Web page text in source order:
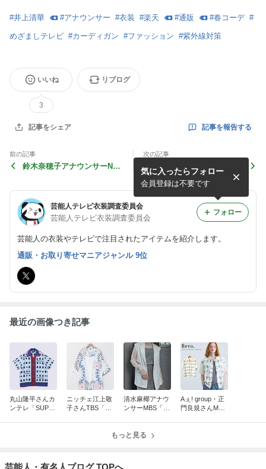
#井上清華 #アナウンサー #衣装 #楽天 #通販 #春コーデ #
めざましテレビ #カーディガン #ファッション #紫外線対策
いいね
3
リブログ
記事をシェア 記事を報告する
前の記事
鈴木奈穂子アナウンサーNH
次の記事
三拍子・高倉陵さんTBS「ラ
ヴィット」衣装の花柄ジャケ
ットはコレ！
芸能人テレビ衣装調査委員会
芸能人テレビ衣装調査委員会
芸能人の衣装やテレビで注目されたアイテムを紹介します。
気に入ったらフォロー
会員登録は不要です
フォロー
通販・お取り寄せマニアジャンル 9位
最近の画像つき記事
丸山隆平さんカ
ンテレ「SUPE
ニッチェ江上敬
子さんTBS「王
清水麻椰アナウ
ンサーMBS「サ
Aぇ! group・正
門良規さんMBS
もっと見る
芸能人・有名人ブログ TOPへ